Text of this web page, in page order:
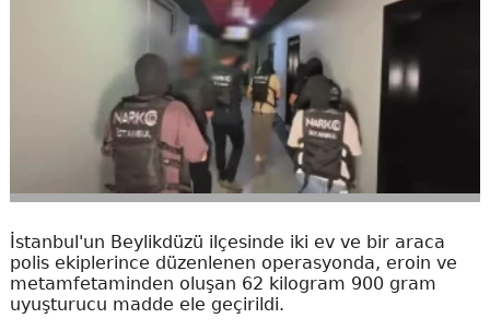
İstanbul'un Beylikdüzü ilçesinde iki ev ve bir araca
polis ekiplerince düzenlenen operasyonda, eroin ve
metamfetaminden oluşan 62 kilogram 900 gram
uyuşturucu madde ele geçirildi.